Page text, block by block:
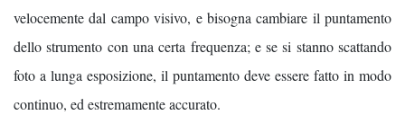
velocemente dal campo visivo, e bisogna cambiare il puntamento
dello strumento con una certa frequenza; e se si stanno scattando
foto a lunga esposizione, il puntamento deve essere fatto in modo
continuo, ed estremamente accurato.